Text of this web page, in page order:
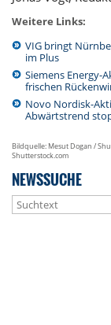
Weitere Links:
VIG bringt
im Plus
Siemens Energy-
frischen
Novo Nordisk-
Abwärtstrend
Bildquelle: Mesut Dogan /
Shutterstock.com
NEWSSUCHE